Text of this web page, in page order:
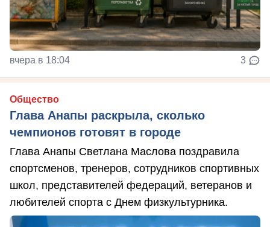
вчера в 18:04 3
Общество
Глава Анапы раскрыла, сколько
чемпионов готовят в городе
Глава Анапы Светлана Маслова поздравила
спортсменов, тренеров, сотрудников спортивных
школ, представителей федераций, ветеранов и
любителей спорта с Днем физкультурника.